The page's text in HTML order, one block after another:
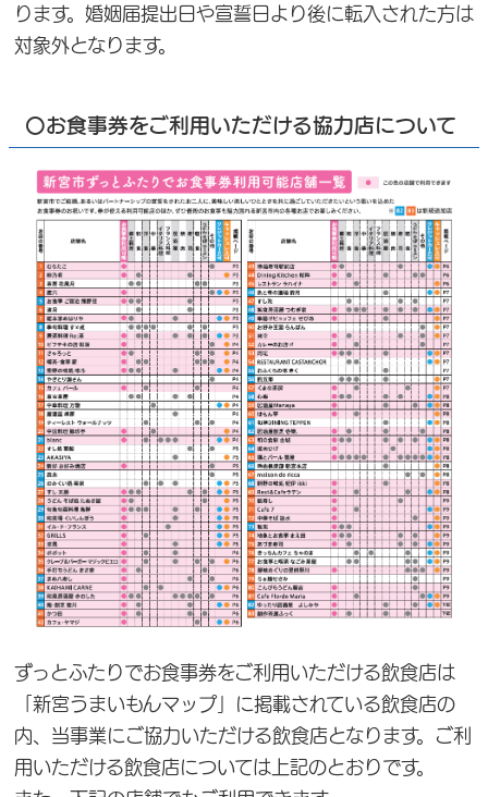
ります。婚姻届提出日や宣誓日より後に転入された方は
対象外となります。
〇お食事券をご利用いただける協力店について
ずっとふたりでお食事券をご利用いただける飲食店は
「新宮うまいもんマップ」に掲載されている飲食店の
内、当事業にご協力いただける飲食店となります。ご利
用いただける飲食店については上記のとおりです。